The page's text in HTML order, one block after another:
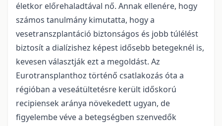
életkor előrehaladtával nő. Annak ellenére, hogy
számos tanulmány kimutatta, hogy a
vesetranszplantáció biztonságos és jobb túlélést
biztosít a dialízishez képest idősebb betegeknél is,
kevesen választják ezt a megoldást. Az
Eurotransplanthoz történő csatlakozás óta a
régióban a veseátültetésre került időskorú
recipiensek aránya növekedett ugyan, de
figyelembe véve a betegségben szenvedők